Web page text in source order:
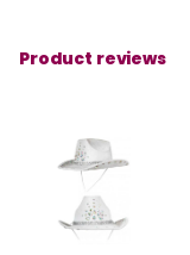
Product reviews